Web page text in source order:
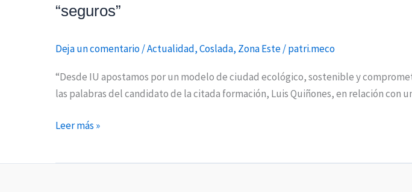
“seguros”
Deja un comentario/Actualidad,Coslada, Zona Este/patri.meco
“Desde IU apostamos por un modelo de ciudad ecológico, sostenible y
las palabras del candidato de la citada formación, Luis Quiñones, en relación con
Leer más »